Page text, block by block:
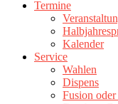
Termine
Kalender
Service
Wahlen
Dispens
Fusion